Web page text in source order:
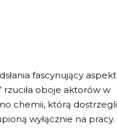
fascynujący aspekt
rzuciła oboje aktorów w
chemii, którą dostrzegli
wyłącznie na pracy.